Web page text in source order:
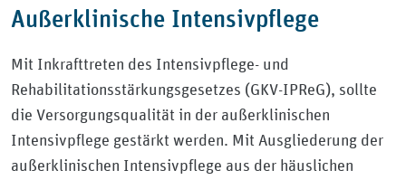
Außerklinische Intensivpflege
Mit Inkrafttreten des Intensivpflege- und
Rehabilitationsstärkungsgesetzes (GKV-IPReG), sollte
die Versorgungsqualität in der außerklinischen
Intensivpflege gestärkt werden. Mit Ausgliederung der
außerklinischen Intensivpflege aus der häuslichen